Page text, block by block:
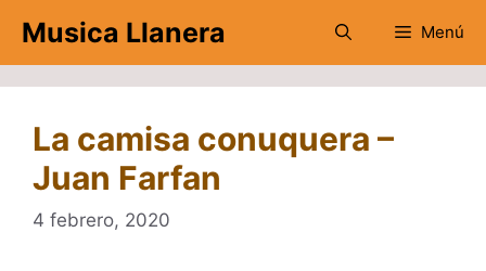
contenido
Musica Llanera Menú
La camisa conuquera –
Juan Farfan
4 febrero, 2020